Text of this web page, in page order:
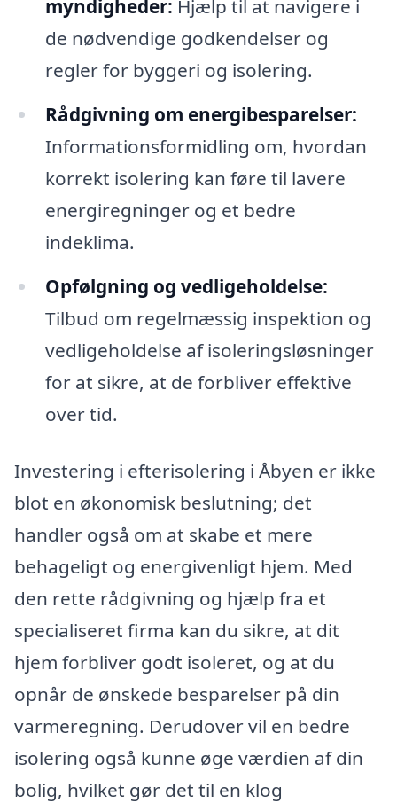
myndigheder: Hjælp til at navigere i
de nødvendige godkendelser og
regler for byggeri og isolering.
Rådgivning om energibesparelser:
Informationsformidling om, hvordan
korrekt isolering kan føre til lavere
energiregninger og et bedre
indeklima.
Opfølgning og vedligeholdelse:
Tilbud om regelmæssig inspektion og
vedligeholdelse af isoleringsløsninger
for at sikre, at de forbliver effektive
over tid.
Investering i efterisolering i Åbyen er ikke
blot en økonomisk beslutning; det
handler også om at skabe et mere
behageligt og energivenligt hjem. Med
den rette rådgivning og hjælp fra et
specialiseret firma kan du sikre, at dit
hjem forbliver godt isoleret, og at du
opnår de ønskede besparelser på din
varmeregning. Derudover vil en bedre
isolering også kunne øge værdien af din
bolig, hvilket gør det til en klog